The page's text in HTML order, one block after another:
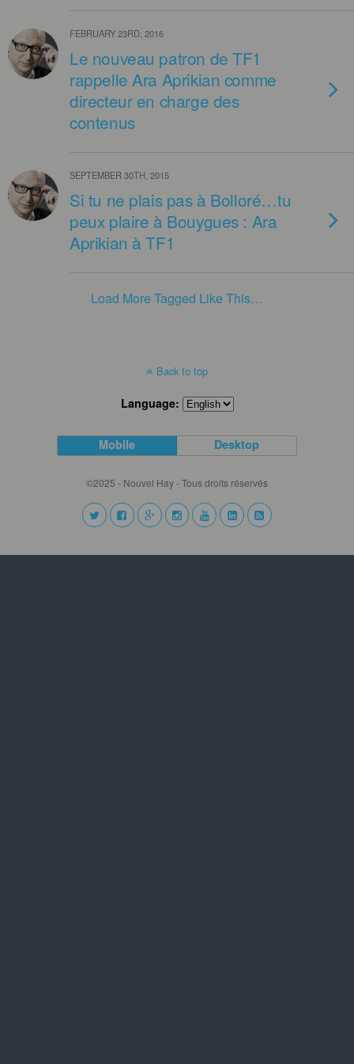
FEBRUARY 23RD, 2016
Le nouveau patron de TF1
rappelle Ara Aprikian comme
directeur en charge des
contenus
SEPTEMBER 30TH, 2015
Si tu ne plais pas à Bolloré…tu
peux plaire à Bouygues : Ara
Aprikian à TF1
Load More Tagged Like This…
Back to top
Language:
Mobile Desktop
©2025 - Nouvel Hay - Tous droits réservés